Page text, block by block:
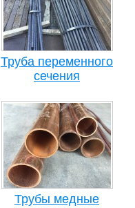
Труба переменного
сечения
Трубы медные